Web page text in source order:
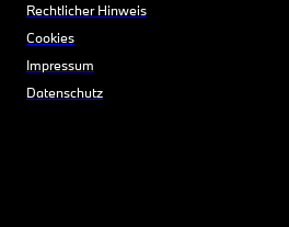
Rechtlicher Hinweis
Cookies
Impressum
Datenschutz